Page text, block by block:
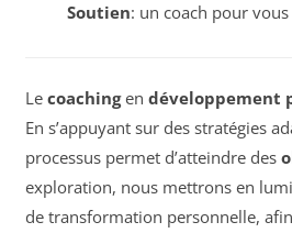
Soutien: un coach pour
Le coachingen développement
En s’appuyant sur des stratégies
processus permet d’atteindre des
exploration, nous mettrons en
de transformation personnelle,